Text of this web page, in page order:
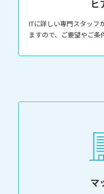
ヒ
ITに詳しい専門スタッフ
ますので、ご要望やご条
マ